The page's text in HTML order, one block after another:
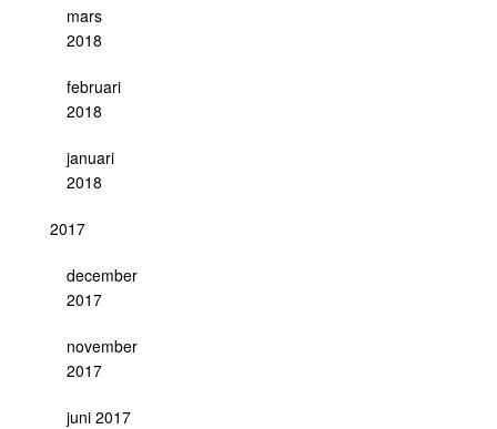
mars
2018
februari
2018
januari
2018
2017
december
2017
november
2017
juni 2017